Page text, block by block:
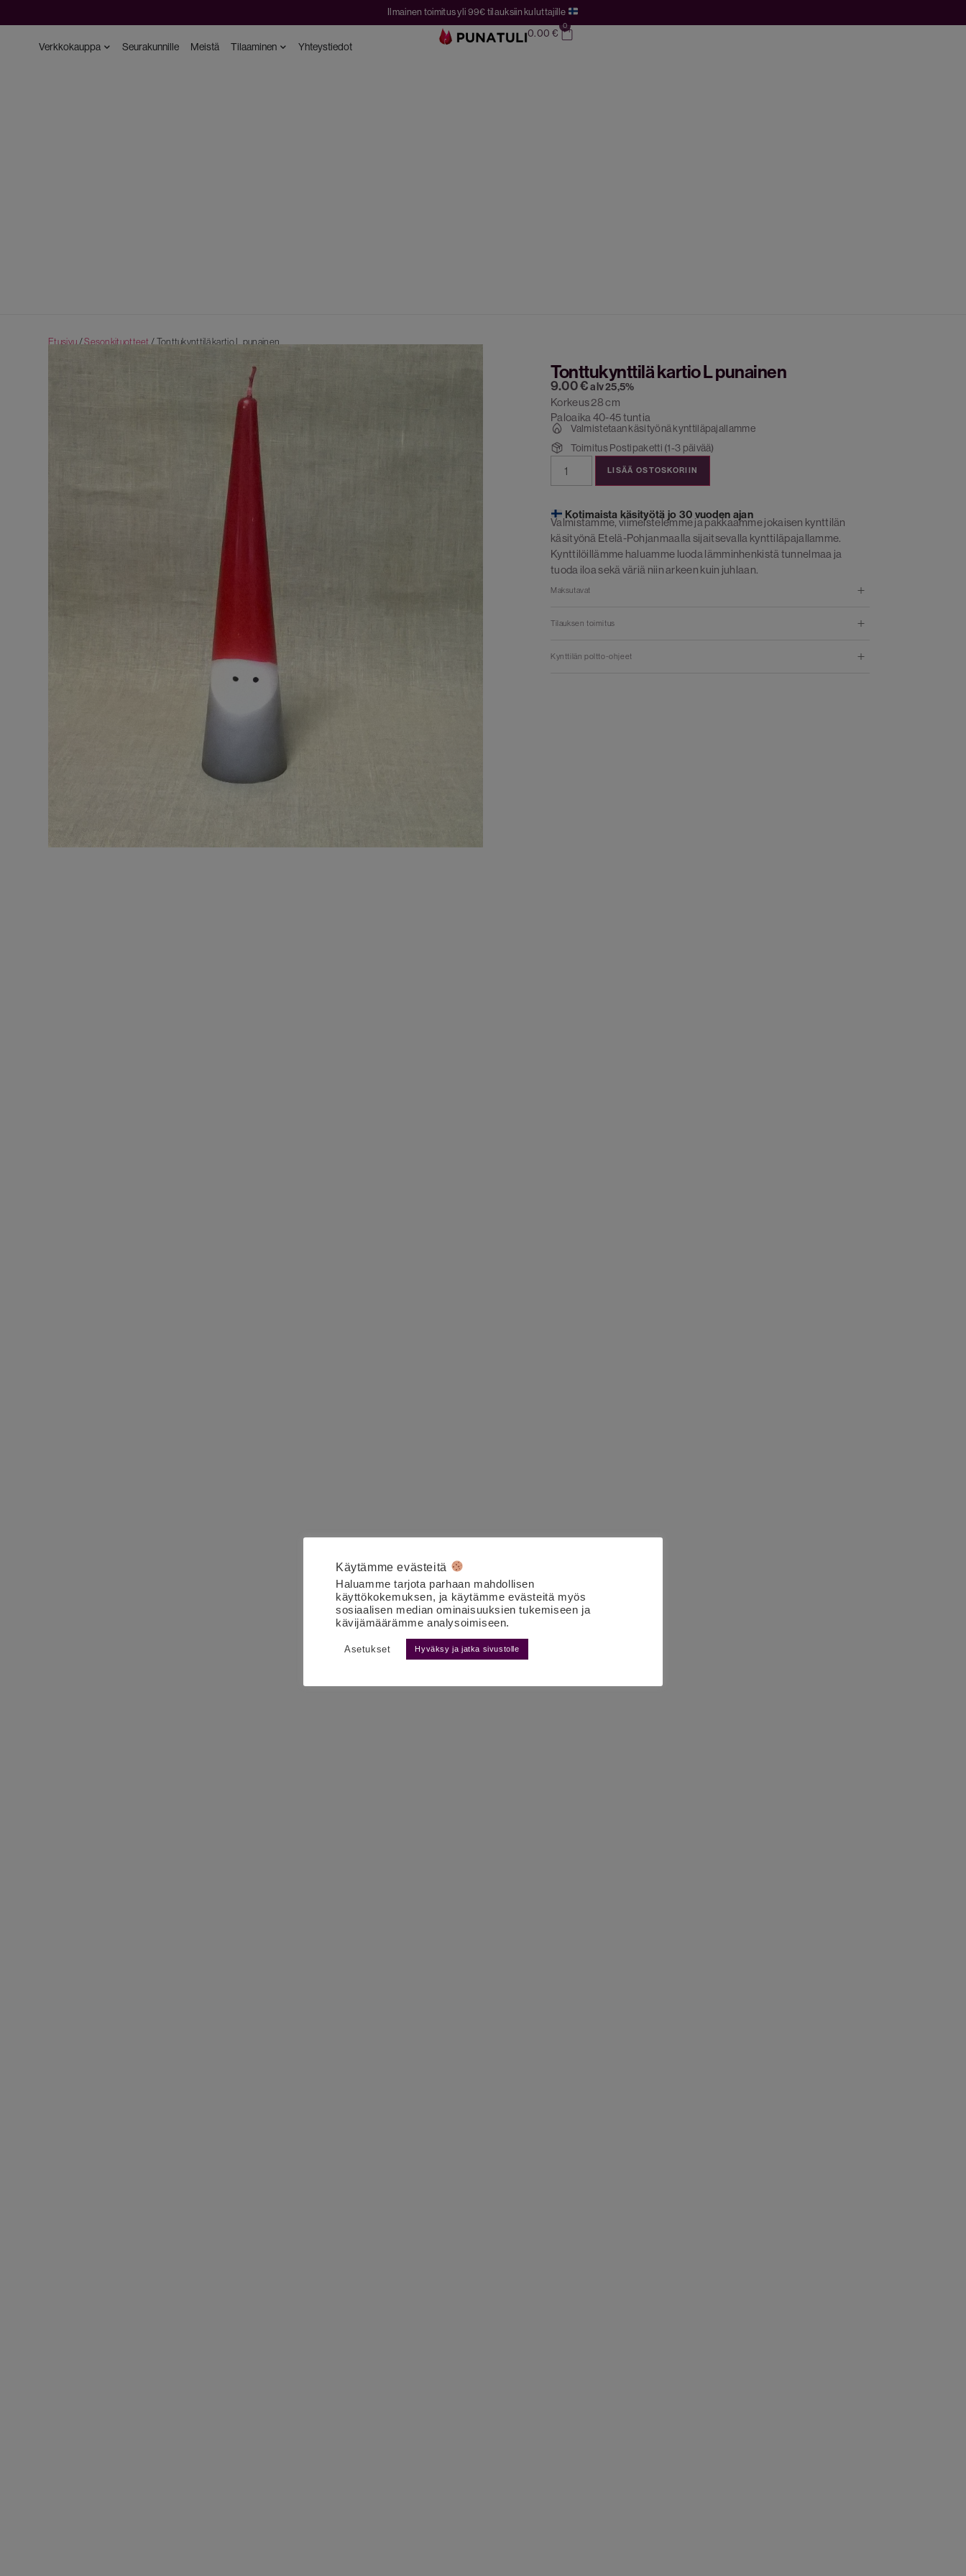
Ilmainen toimitus yli 99€ tilauksiin kuluttajille
Verkkokauppa Seurakunnille Meistä Tilaaminen Yhteystiedot
0.00€
0
Etusivu/Sesonkituotteet/ Tonttukynttilä kartio L punainen
Tonttukynttilä kartio L punainen
9.00€ alv 25,5%
Korkeus 28 cm
Paloaika 40-45 tuntia
Valmistetaan käsityönä kynttiläpajallamme
Toimitus Postipaketti (1-3 päivää)
LISÄÄ OSTOSKORIIN
Kotimaista käsityötä jo 30 vuoden ajan
Valmistamme, viimeistelemme ja pakkaamme jokaisen kynttilän
käsityönä Etelä-Pohjanmaalla sijaitsevalla kynttiläpajallamme.
Kynttilöillämme haluamme luoda lämminhenkistä tunnelmaa ja
tuoda iloa sekä väriä niin arkeen kuin juhlaan.
Maksutavat
Tilauksen toimitus
Kynttilän poltto-ohjeet
Käytämme evästeitä
Haluamme tarjota parhaan mahdollisen
käyttökokemuksen, ja käytämme evästeitä myös
sosiaalisen median ominaisuuksien tukemiseen ja
kävijämäärämme analysoimiseen.
Asetukset Hyväksy ja jatka sivustolle